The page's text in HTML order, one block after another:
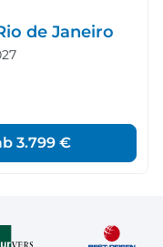
de Janeiro
3.799 €